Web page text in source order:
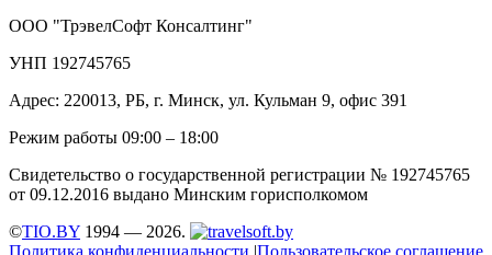
ООО "ТрэвелСофт Консалтинг"
УНП 192745765
Адрес: 220013, РБ, г. Минск, ул. Кульман 9, офис 391
Режим работы 09:00 – 18:00
Свидетельство о государственной регистрации № 192745765
от 09.12.2016 выдано Минским горисполкомом
©TIO.BY 1994 — 2026.